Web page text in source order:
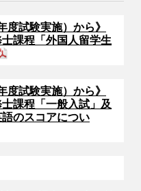
度試験実施）から》
課程「外国人留学生
度試験実施）から》
課程「一般入試」及
のスコアについ